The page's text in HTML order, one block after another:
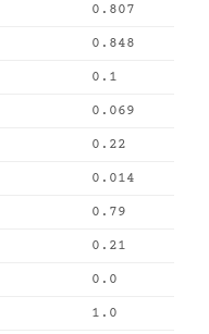
0.807
0.848
0.1
0.069
0.22
0.014
0.79
0.21
0.0
1.0